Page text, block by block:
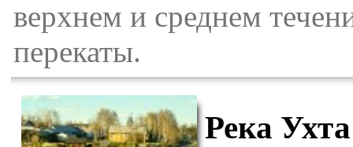
верхнем и среднем
перекаты.
Река Ухта